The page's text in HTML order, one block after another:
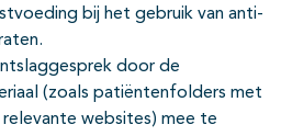
bij het gebruik van anti-
door de
(zoals patiëntenfolders met
websites) mee te